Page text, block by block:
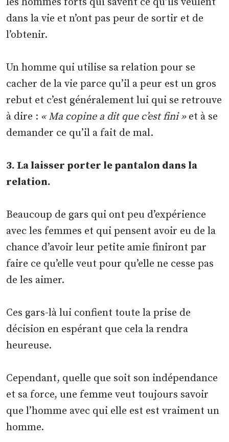
dans la vie et n’ont pas peur de sortir et de
l’obtenir.
Un homme qui utilise sa relation pour se
cacher de la vie parce qu’il a peur est un gros
rebut et c’est généralement lui qui se retrouve
à dire : « Ma copine a dit que c’est fini »et à se
demander ce qu’il a fait de mal.
3. La laisser porter le pantalon dans la
relation.
Beaucoup de gars qui ont peu d’expérience
avec les femmes et qui pensent avoir eu de la
chance d’avoir leur petite amie finiront par
faire ce qu’elle veut pour qu’elle ne cesse pas
de les aimer.
Ces gars-là lui confient toute la prise de
décision en espérant que cela la rendra
heureuse.
Cependant, quelle que soit son indépendance
et sa force, une femme veut toujours savoir
que l’homme avec qui elle est est vraiment un
homme.